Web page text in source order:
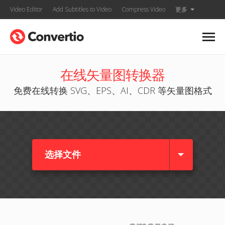
Video Editor Add Subtitles to Video Compress Video 更多
在线矢量图转换器
免费在线转换 SVG、EPS、AI、CDR 等矢量图格式
选择文件